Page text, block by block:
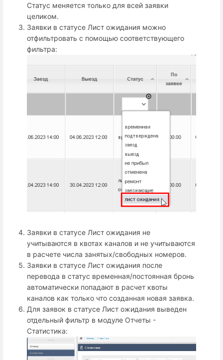
Статус меняется только для всей заявки
целиком.
Заявки в статусе Лист ожидания можно
отфильтровать с помощью соответствующего
фильтра:
Заявки в статусе Лист ожидания не
учитываются в квотах каналов и не учитываются
в расчете числа занятых/свободных номеров.
Заявки в статусе Лист ожидания после
перевода в статус временная/постоянная бронь
автоматически попадают в расчет квоты
каналов как только что созданная новая заявка.
Для заявок в статусе Лист ожидания выведен
отдельный фильтр в модуле Отчеты -
Статистика: